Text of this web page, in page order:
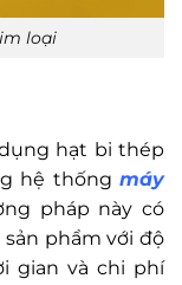
loại
hạt bi thép
hệ thống máy
pháp này có
phẩm với độ
gian và chi phí